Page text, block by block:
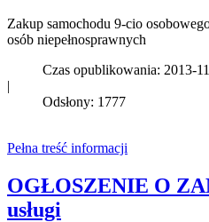
Zakup samochodu 9-cio
osób niepełnosprawnych
Czas opublikowania: 2013-
|
Odsłony: 1777
Pełna treść informacji
OGŁOSZENIE O
usługi